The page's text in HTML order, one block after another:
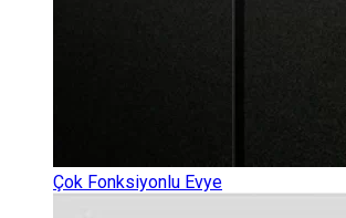
Çok Fonksiyonlu Evye